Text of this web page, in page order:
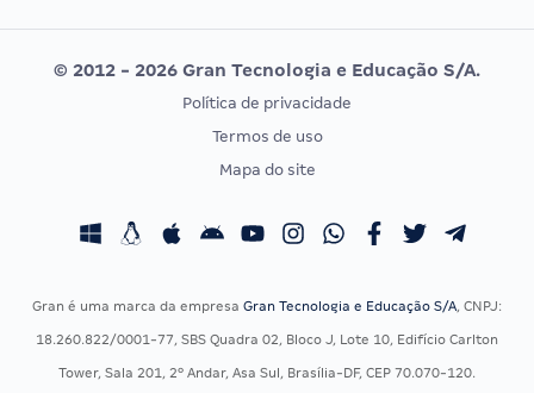
Editais publicados
Vunesp
CONCURSOS POR PROFISSÃO
Concursos Fiscais
EXAME DE ORDEM
Calendário OAB
© 2012 - 2026 Gran Tecnologia e Educação S/A.
Política de privacidade
Termos de uso
Mapa do site
Gran é uma marca da empresa Gran Tecnologia e Educação S/A, CNPJ:
18.260.822/0001-77, SBS Quadra 02, Bloco J, Lote 10, Edifício Carlton
Tower, Sala 201, 2º Andar, Asa Sul, Brasília-DF, CEP 70.070-120.